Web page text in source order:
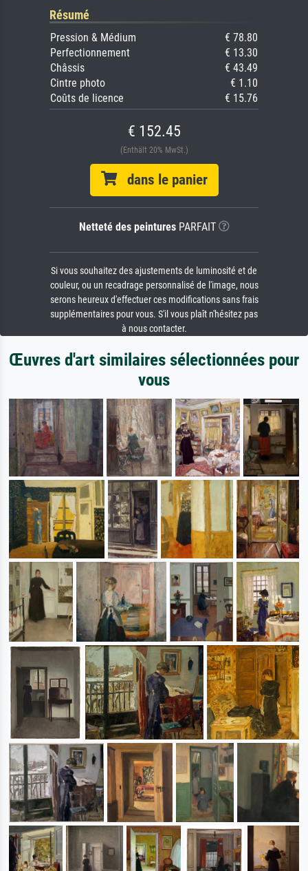
Résumé
Pression & Médium
€ 78.80
Perfectionnement
€ 13.30
Châssis
€ 43.49
Cintre photo
€ 1.10
Coûts de licence
€ 15.76
€ 152.45
(Enthält 20% MwSt.)
dans le panier
Netteté des peinturesPARFAIT
Si vous souhaitez des ajustements de luminosité et de
couleur, ou un recadrage personnalisé de l'image, nous
serons heureux d'effectuer ces modifications sans frais
supplémentaires pour vous. S'il vous plaît n'hésitez pas
à nous contacter.
Œuvres d'art similaires sélectionnées pour
vous